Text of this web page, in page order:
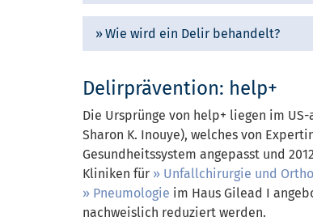
Wie wird ein Delir behandelt?
Delirprävention: help+
Die Ursprünge von help+ liegen im
Sharon K. Inouye), welches von
Gesundheitssystem angepasst und
Kliniken für
Unfallchirurgie und
Pneumologie im Haus Gilead I
nachweislich reduziert werden.